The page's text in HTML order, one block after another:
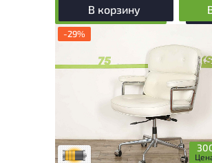
В корзину
-29%
Товар может иметь незначительные
повреждения и/или следы
не влияющие на удобство его
Удовлетворительный износ